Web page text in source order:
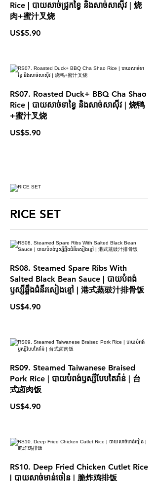
Rice | បាយសាច់ជ្រូកខ្វៃ និងសាច់សាស៊ីវ | 烧
肉+蜜汁叉烧
US$5.90
RS07. Roasted Duck+ BBQ Cha Shao
Rice | បាយសាច់ទាខ្វៃ និង​សាច់សាស៊ីវ | 烧鸭
+蜜汁叉烧
US$5.90
RICE SET
RS08. Steamed Spare Ribs With
Salted Black Bean Sauce | បាយបំពង់
ឫស្សីឆ្អឹងជំនីរសៀងខ្មៅ | 港式蒸豉汁排骨饭
US$4.90
RS09. Steamed Taiwanese Braised
Pork Rice | បាយបំពង់ឫស្សីបែបតៃវ៉ាន់ | 台
式卤肉饭
US$4.90
RS10. Deep Fried Chicken Cutlet Rice
| បាយសាច់មាន់ចៀន | 脆炸鸡排饭